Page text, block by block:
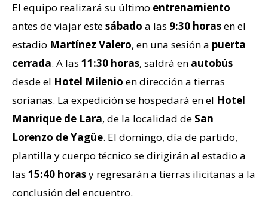
El equipo realizará su último entrenamiento
antes de viajar estesábado a las 9:30 horasen el
estadio Martínez Valero, en una sesión a puerta
cerrada. A las 11:30 horas, saldrá en autobús
desde el Hotel Milenio en dirección a tierras
sorianas. La expedición se hospedará en el Hotel
Manrique de Lara, de la localidad de San
Lorenzo de Yagüe. El domingo, día de partido,
plantilla y cuerpo técnico se dirigirán al estadio a
las 15:40 horasy regresarán a tierras ilicitanas a la
conclusión del encuentro.